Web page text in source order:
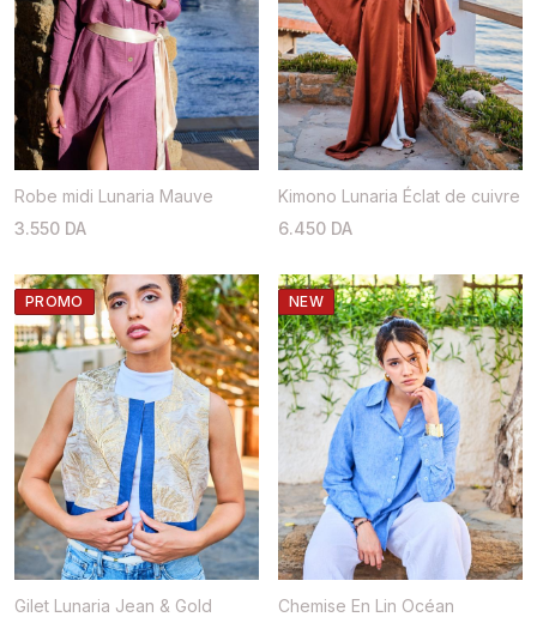
Robe midi Lunaria Mauve
3.550 DA
Kimono Lunaria Éclat de cuivre
6.450 DA
PROMO
Gilet Lunaria Jean & Gold
NEW
Chemise En Lin Océan